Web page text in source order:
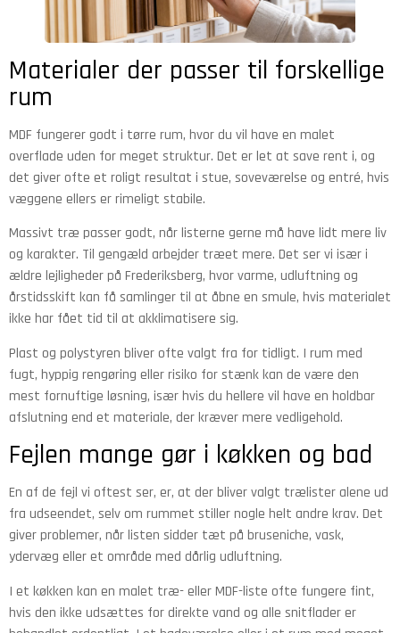
Materialer der passer til forskellige
rum
MDF fungerer godt i tørre rum, hvor du vil have en malet
overflade uden for meget struktur. Det er let at save rent i, og
det giver ofte et roligt resultat i stue, soveværelse og entré, hvis
væggene ellers er rimeligt stabile.
Massivt træ passer godt, når listerne gerne må have lidt mere liv
og karakter. Til gengæld arbejder træet mere. Det ser vi især i
ældre lejligheder på Frederiksberg, hvor varme, udluftning og
årstidsskift kan få samlinger til at åbne en smule, hvis materialet
ikke har fået tid til at akklimatisere sig.
Plast og polystyren bliver ofte valgt fra for tidligt. I rum med
fugt, hyppig rengøring eller risiko for stænk kan de være den
mest fornuftige løsning, især hvis du hellere vil have en holdbar
afslutning end et materiale, der kræver mere vedligehold.
Fejlen mange gør i køkken og bad
En af de fejl vi oftest ser, er, at der bliver valgt trælister alene ud
fra udseendet, selv om rummet stiller nogle helt andre krav. Det
giver problemer, når listen sidder tæt på bruseniche, vask,
ydervæg eller et område med dårlig udluftning.
I et køkken kan en malet træ- eller MDF-liste ofte fungere fint,
hvis den ikke udsættes for direkte vand og alle snitflader er